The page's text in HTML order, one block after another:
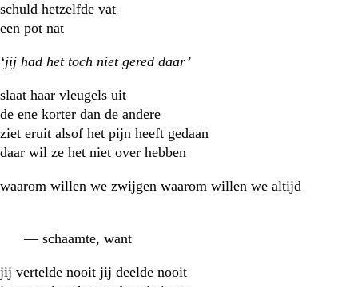
schuld hetzelfde vat
een pot nat
‘jij had het toch niet gered daar’
slaat haar vleugels uit
de ene korter dan de andere
ziet eruit alsof het pijn heeft gedaan
daar wil ze het niet over hebben
waarom willen we zwijgen waarom willen we altijd
— schaamte, want
jij vertelde nooit jij deelde nooit